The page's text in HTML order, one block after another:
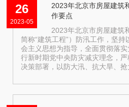
26
2023-05
2023年北京市房屋建筑
作要点
2023年北京市房屋建筑
简称“建筑工程”）防汛工作，坚
会主义思想为指导，全面贯彻落
行新时期党中央防灾减灾理念，
决策部署，以防大汛、抗大旱、